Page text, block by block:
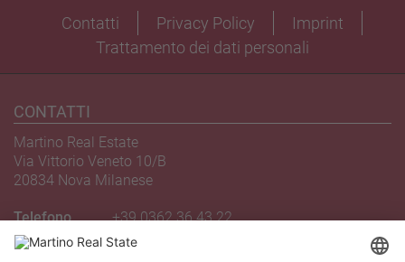
Contatti Privacy Policy
Imprint
Trattamento dei dati personali
CONTATTI
Martino Real Estate
Via Vittorio Veneto 10/B
20834 Nova Milanese
Telefono
+39 0362 36 43 22
Email
novamilanese@martinoagency.it